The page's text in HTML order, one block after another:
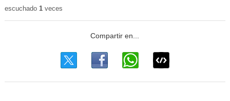
escuchado 1veces